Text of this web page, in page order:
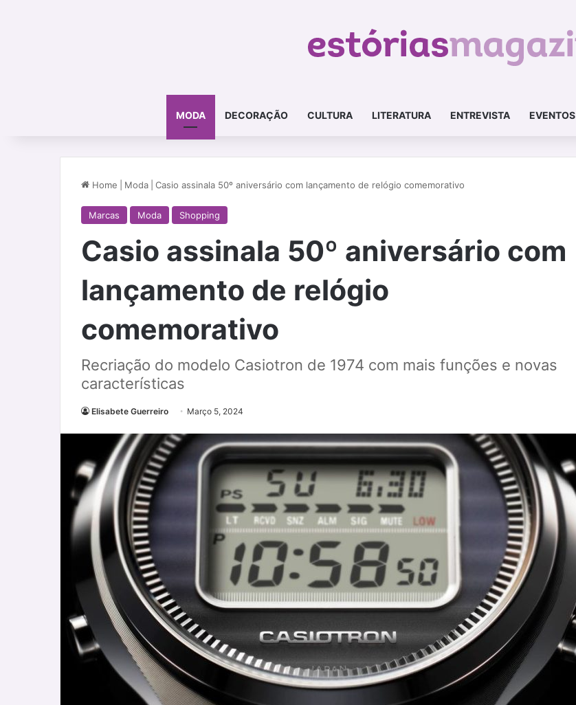
MODA DECORAÇÃO CULTURA LITERATURA ENTREVISTA EVENTOS
Home Moda Casio assinala 50º aniversário com lançamento de relógio comemorativo
Marcas Moda Shopping
Casio assinala 50º aniversário com
lançamento de relógio
comemorativo
Recriação do modelo Casiotron de 1974 com mais funções e novas
características
Elisabete Guerreiro Março 5, 2024